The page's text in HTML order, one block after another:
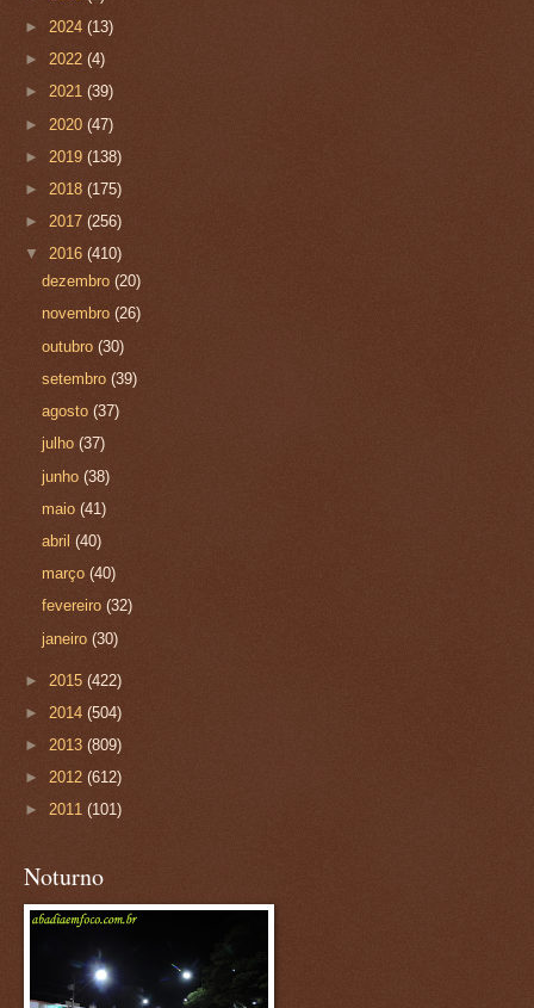
► 2024 (13)
► 2022 (4)
► 2021 (39)
► 2020 (47)
► 2019 (138)
► 2018 (175)
► 2017 (256)
▼ 2016 (410)
dezembro(20)
novembro(26)
outubro(30)
setembro(39)
agosto(37)
julho(37)
junho(38)
maio(41)
abril(40)
março(40)
fevereiro(32)
janeiro(30)
► 2015 (422)
► 2014 (504)
► 2013 (809)
► 2012 (612)
► 2011 (101)
Noturno